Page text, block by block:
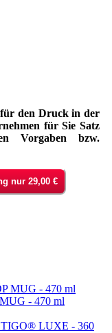
für den Druck in der
für Sie Satz
Vorgaben bzw.
nur 29,00 €
- 470 ml